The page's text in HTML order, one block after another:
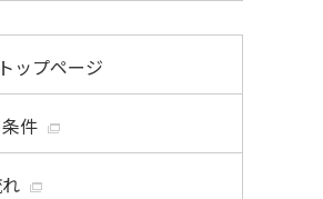
ップページ
件